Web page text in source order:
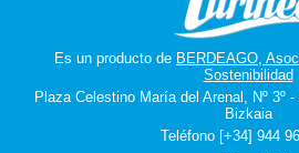
Es un producto de BERDEAGO,
Sostenibilidad
Plaza Celestino María del Arenal, Nº 3º
Bizkaia
Teléfono [+34] 944